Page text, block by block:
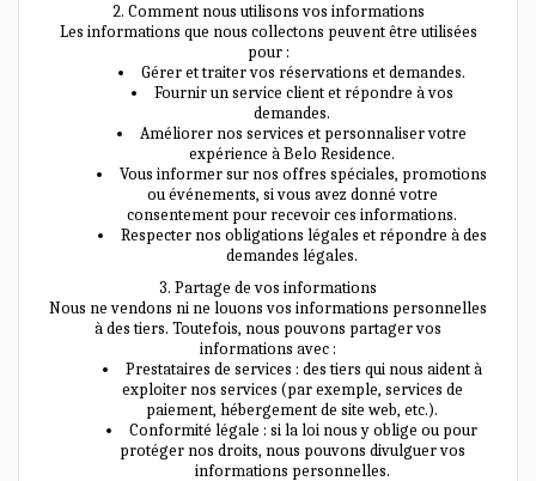
2. Comment nous utilisons vos informations
Les informations que nous collectons peuvent être utilisées
pour :
Gérer et traiter vos réservations et demandes.
Fournir un service client et répondre à vos
demandes.
Améliorer nos services et personnaliser votre
expérience à Belo Residence.
Vous informer sur nos offres spéciales, promotions
ou événements, si vous avez donné votre
consentement pour recevoir ces informations.
Respecter nos obligations légales et répondre à des
demandes légales.
3. Partage de vos informations
Nous ne vendons ni ne louons vos informations personnelles
à des tiers. Toutefois, nous pouvons partager vos
informations avec :
Prestataires de services : des tiers qui nous aident à
exploiter nos services (par exemple, services de
paiement, hébergement de site web, etc.).
Conformité légale : si la loi nous y oblige ou pour
protéger nos droits, nous pouvons divulguer vos
informations personnelles.